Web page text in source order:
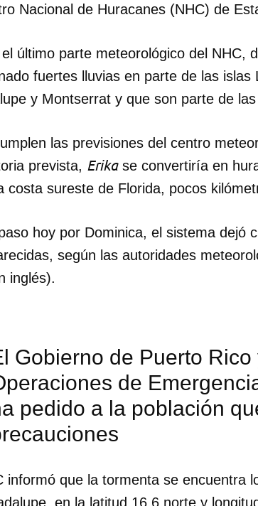
Nacional de Huracanes (NHC) de
último parte meteorológico del NHC,
fuertes lluvias en parte de las islas
y Montserrat y que son parte de
las previsiones del centro
prevista, Erikase convertiría en
costa sureste de Florida, pocos
hoy por Dominica, el sistema dejó
según las autoridades
inglés).
Gobierno de Puerto
de
pedido a la población
informó que la tormenta se encuentra
en la latitud 16,6 norte y